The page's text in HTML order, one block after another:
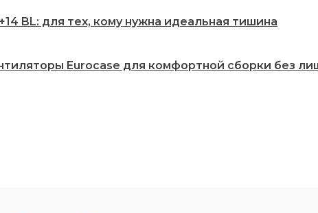
BL: для тех, кому нужна идеальная тишина
Eurocase для комфортной сборки без